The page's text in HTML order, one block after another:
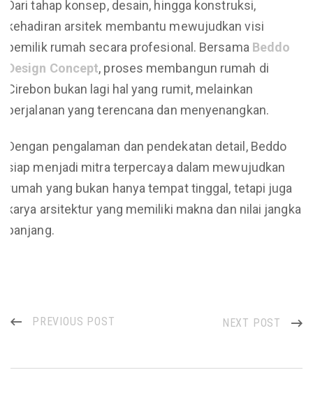
Dari tahap konsep, desain, hingga konstruksi,
kehadiran arsitek membantu mewujudkan visi
pemilik rumah secara profesional. Bersama Beddo
Design Concept, proses membangun rumah di
Cirebon bukan lagi hal yang rumit, melainkan
perjalanan yang terencana dan menyenangkan.
Dengan pengalaman dan pendekatan detail, Beddo
siap menjadi mitra terpercaya dalam mewujudkan
rumah yang bukan hanya tempat tinggal, tetapi juga
karya arsitektur yang memiliki makna dan nilai jangka
panjang.
PREVIOUS POST NEXT POST